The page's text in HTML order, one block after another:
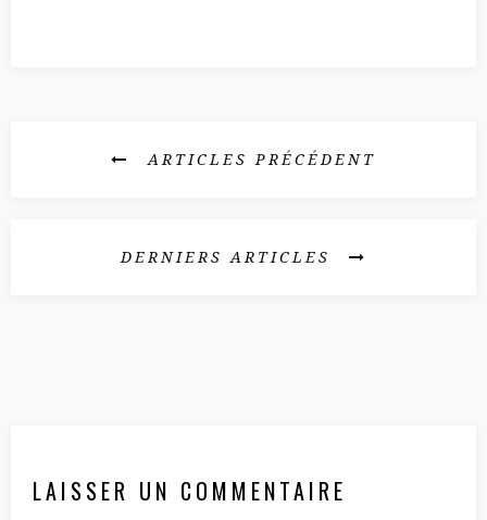
ARTICLES PRÉCÉDENT
DERNIERS ARTICLES
LAISSER UN COMMENTAIRE